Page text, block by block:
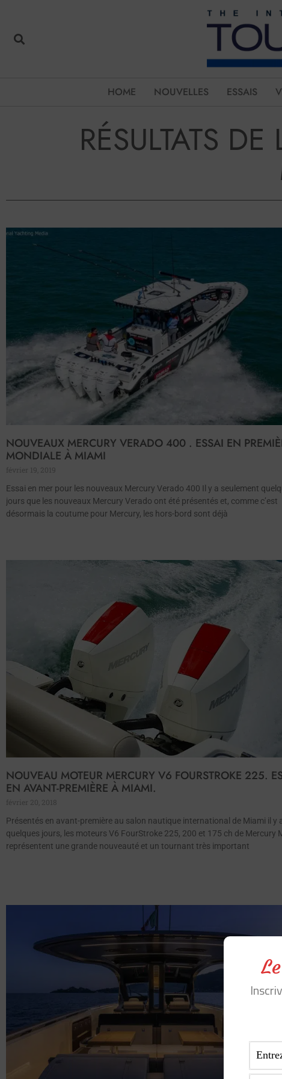
HOME NOUVELLES ESSAIS
RÉSULTATS
NOUVEAUX MERCURY VERADO 400 . ESSAI EN
MONDIALE À MIAMI
février 19, 2019
Essai en mer pour les nouveaux Mercury Verado 400 Il y a seulement
jours que les nouveaux Mercury Verado ont été présentés et, comme c’est
désormais la coutume pour Mercury, les hors-bord sont déjà
NOUVEAU MOTEUR MERCURY V6 FOURSTROKE 225.
EN AVANT-PREMIÈRE À MIAMI.
février 20, 2018
Présentés en avant-première au salon nautique international de Miami il y
quelques jours, les moteurs V6 FourStroke 225, 200 et 175 ch de Mercury
représentent une grande nouveauté et un tournant très important